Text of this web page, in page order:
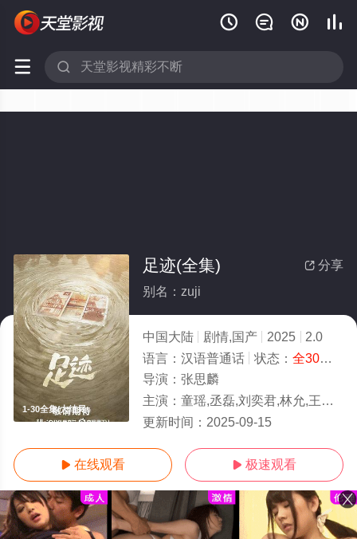
   
 
1-30全集/大结局
 分享
足迹(全集)
别名：zuji
中国大陆 剧情,国产 2025
2.0
语言： 汉语普通话 状态： 全30集
导演： 张思麟
主演： 童瑶,丞磊,刘奕君,林允,王鹤润,杨玏,宁理,王媛可,侯岩松,郑中玉
更新时间： 2025-09-15
 在线观看  极速观看